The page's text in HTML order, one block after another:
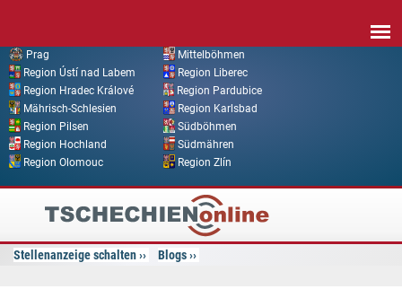
Prag
Mittelböhmen
Region Ústí nad Labem
Region Liberec
Region Hradec Králové
Region Pardubice
Mährisch-Schlesien
Region Karlsbad
Region Pilsen
Südböhmen
Region Hochland
Südmähren
Region Olomouc
Region Zlín
Tschechien
Online
Stellenanzeige schalten Blogs